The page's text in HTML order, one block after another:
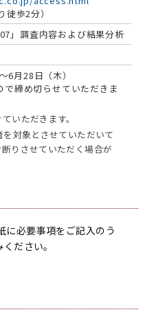
徒歩2分）
」調査内容および結果分析
6月28日（木）
締め切らせていただきま
いただきます。
対象とさせていただいて
りさせていただく場合が
に必要事項をご記入のう
ださい。